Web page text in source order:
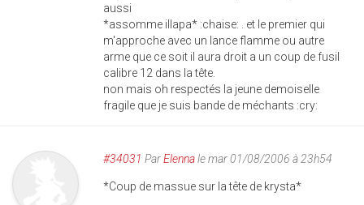
aussi
*assomme illapa* :chaise: . et le premier qui
m'approche avec un lance flamme ou autre
arme que ce soit il aura droit a un coup de fusil
calibre 12 dans la tête.
non mais oh respectés la jeune demoiselle
fragile que je suis bande de méchants :cry:
#34031 ParElennale mar 01/08/2006 à 23h54
*Coup de massue sur la tête de krysta*